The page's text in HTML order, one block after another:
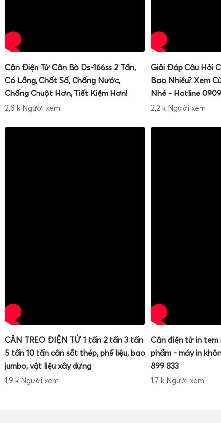
Cân Điện Tử Cân Bò Ds-166ss 2 Tấn,
Có Lồng, Chốt Số, Chống Nước,
Chống Chuột Hơn, Tiết Kiệm Hơn!
2,8 k Người xem
Giải Đáp Câu Hỏi
Bao Nhiêu? Xem
Nhé - Hotline
2,2 k Người xem
CÂN TREO ĐIỆN TỬ 1 tấn 2 tấn 3 tấn
5 tấn 10 tấn cân sắt thép, phế liệu, bao
jumbo, vật liệu xây dựng
1,9 k Người xem
Cân điện tử in tem
phẩm - máy in
899 833
1,7 k Người xem